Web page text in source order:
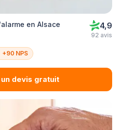
en Alsace 4,9
92 avis
+90 NPS
devis gratuit